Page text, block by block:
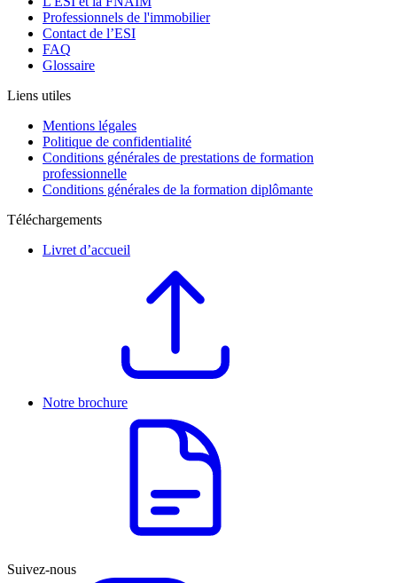
Professionnels de l'immobilier
Contact de l’ESI
FAQ
Glossaire
Liens utiles
Mentions légales
Politique de confidentialité
Conditions générales de prestations de formation
professionnelle
Conditions générales de la formation diplômante
Téléchargements
Livret d’accueil
Notre brochure
Suivez-nous